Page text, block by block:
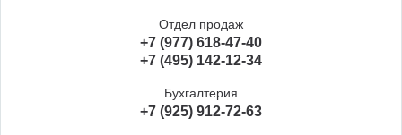
Отдел продаж
+7 (977) 618-47-40
+7 (495) 142-12-34
Бухгалтерия
+7 (925) 912-72-63